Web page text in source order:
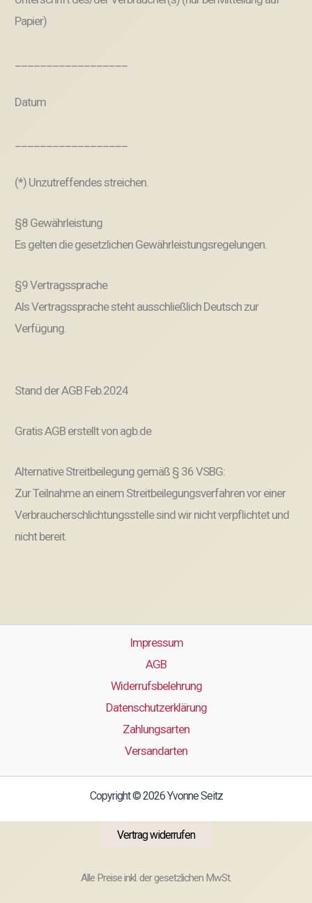
Papier)
Datum
(*) Unzutreffendes streichen.
§8 Gewährleistung
Es gelten die gesetzlichen Gewährleistungsregelungen.
§9 Vertragssprache
Als Vertragssprache steht ausschließlich Deutsch zur
Verfügung.
Stand der AGB Feb.2024
Gratis AGB erstellt von agb.de
Alternative Streitbeilegung gemäß § 36 VSBG:
Zur Teilnahme an einem Streitbeilegungsverfahren vor einer
Verbraucherschlichtungsstelle sind wir nicht verpflichtet und
nicht bereit.
Impressum
AGB
Widerrufsbelehrung
Datenschutzerklärung
Zahlungsarten
Versandarten
Copyright © 2026 Yvonne Seitz
Vertrag widerrufen
Alle Preise inkl. der gesetzlichen MwSt.